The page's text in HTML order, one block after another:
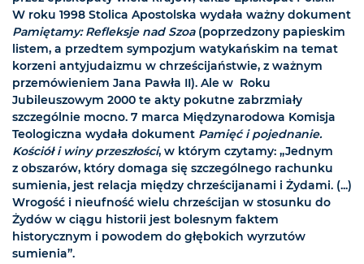
W roku 1998 Stolica Apostolska wydała ważny dokument
Pamiętamy: Refleksje nad Szoa(poprzedzony papieskim
listem, a przedtem sympozjum watykańskim na temat
korzeni antyjudaizmu w chrześcijaństwie, z ważnym
przemówieniem Jana Pawła II). Ale w Roku
Jubileuszowym 2000 te akty pokutne zabrzmiały
szczególnie mocno. 7 marca Międzynarodowa Komisja
Teologiczna wydała dokument Pamięć i pojednanie.
Kościół i winy przeszłości, w którym czytamy: „Jednym
z obszarów, który domaga się szczególnego rachunku
sumienia, jest relacja między chrześcijanami i Żydami. (...)
Wrogość i nieufność wielu chrześcijan w stosunku do
Żydów w ciągu historii jest bolesnym faktem
historycznym i powodem do głębokich wyrzutów
sumienia”.